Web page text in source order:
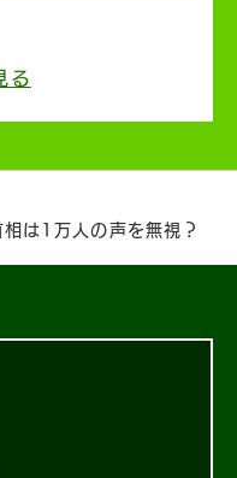
る
は1万人の声を無視？